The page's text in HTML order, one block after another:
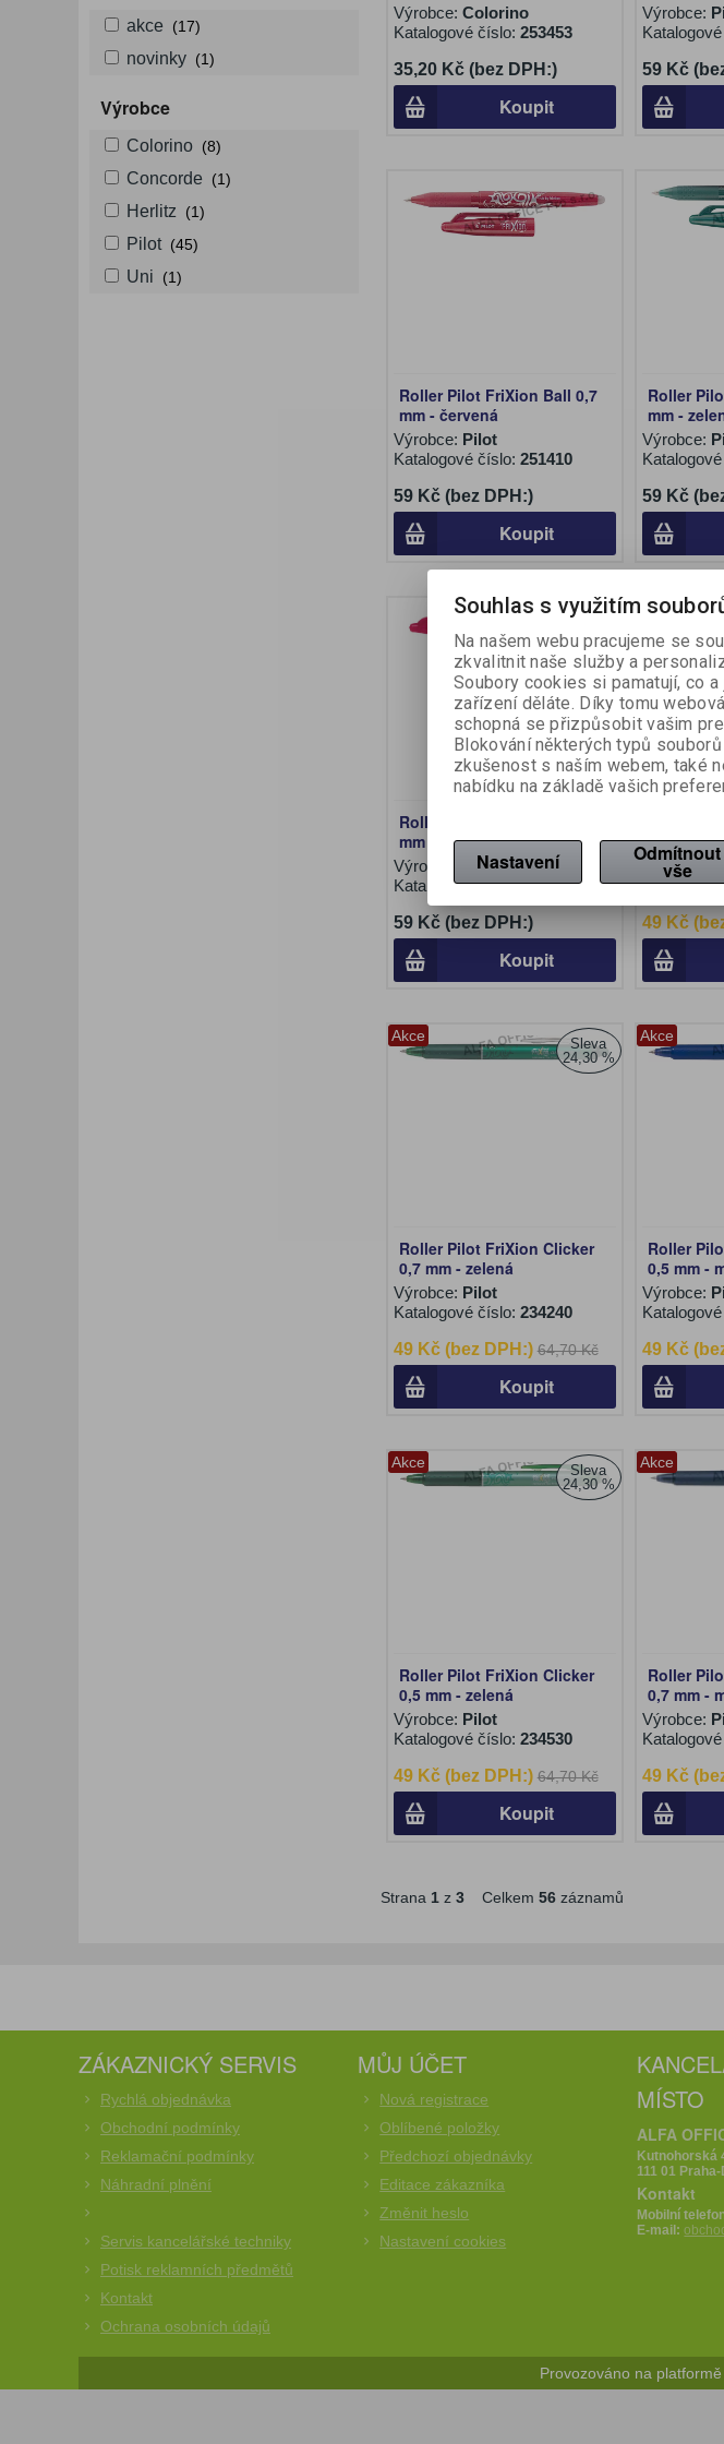
akce (17)
novinky (1)
Výrobce
Colorino (8)
Concorde (1)
Herlitz (1)
Pilot (45)
Uni (1)
Výrobce: Colorino
Katalogové číslo: 253453
35,20 Kč (bez DPH:)
Koupit
Výrobce:
59 Kč
Roller Pilot FriXion Ball 0,7
mm - červená
Výrobce: Pilot
Katalogové číslo: 251410
59 Kč (bez DPH:)
Koupit
Roller
mm -
Výrobce:
59 Kč
Roller Pilot FriXion Ball 0,7
mm - růžová
Výrobce:
Pilot
Katalogové číslo:255840
59 Kč (bez DPH:)
Koupit
Akce
0,7 mm -
Výrobce:
Katalogové
49 Kč
Akce
Sleva
24,30 %
Roller Pilot FriXion Clicker
0,7 mm - zelená
Výrobce: Pilot
Katalogové číslo: 234240
49 Kč (bez DPH:) 64,70 Kč
Koupit
Akce
Roller
0,5 mm -
Výrobce:
49 Kč
Akce
Sleva
24,30 %
Roller Pilot FriXion Clicker
0,5 mm - zelená
Výrobce: Pilot
Katalogové číslo: 234530
49 Kč (bez DPH:) 64,70 Kč
Koupit
Akce
Roller
0,7 mm -
Výrobce:
49 Kč
Strana 1z 3Celkem 56záznamů
ZÁKAZNICKÝ SERVIS
Rychlá objednávka
Obchodní podmínky
Reklamační podmínky
Náhradní plnění
Servis kancelářské techniky
Potisk reklamních předmětů
Kontakt
Ochrana osobních údajů
MŮJ ÚČET
Nová registrace
Oblíbené položky
Předchozí objednávky
Editace zákazníka
Změnit heslo
Nastavení cookies
MÍSTO
ALFA
Kutnohorská
111 01
Kontakt
Mobilní
E-mail:
Provozováno na
Souhlas s využitím
Na našem webu pracujeme se
zkvalitnit naše služby a
Soubory cookies si pamatují, co
zařízení děláte. Díky tomu
schopná se přizpůsobit vašim
Blokování některých typů
zkušenost s naším webem, také
nabídku na základě vašich
Nastavení Odmítnout
vše